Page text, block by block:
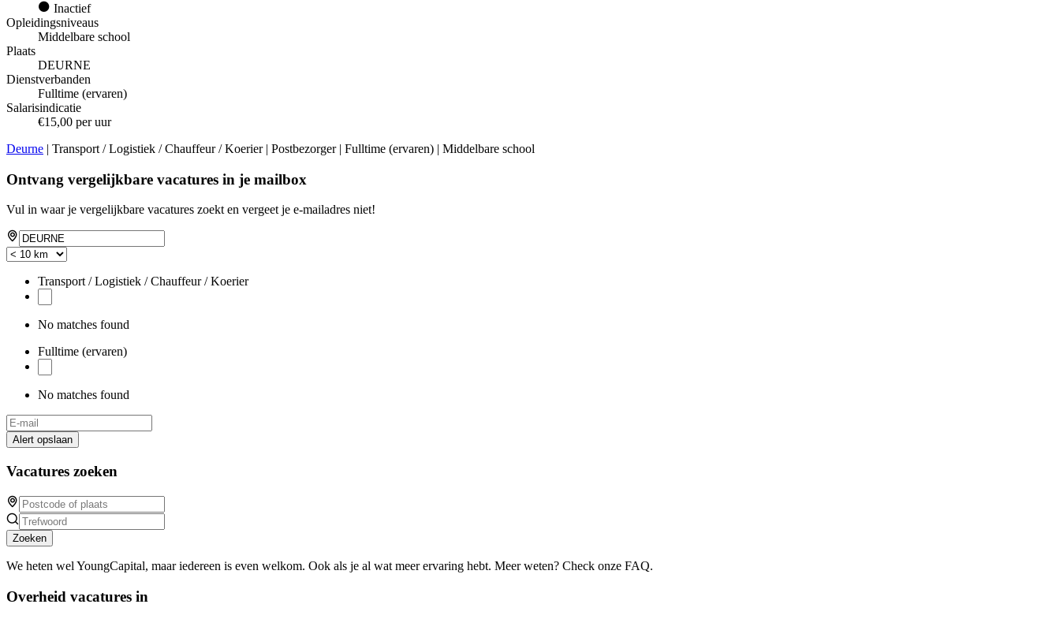
Inactief
Opleidingsniveaus
Middelbare school
Plaats
DEURNE
Dienstverbanden
Fulltime (ervaren)
Salarisindicatie
€15,00 per uur
Deurne | Transport / Logistiek / Chauffeur / Koerier | Postbezorger | Fulltime (ervaren) | Middelbare school
Ontvang vergelijkbare vacatures in je mailbox
Vul in waar je vergelijkbare vacatures zoekt en vergeet je e-mailadres niet!
Transport / Logistiek / Chauffeur / Koerier
No matches found
Fulltime (ervaren)
No matches found
Alert opslaan
Vacatures zoeken
Zoeken
We heten wel YoungCapital, maar iedereen is even welkom. Ook als je al wat meer ervaring hebt. Meer weten? Check onze FAQ.
Overheid vacatures in